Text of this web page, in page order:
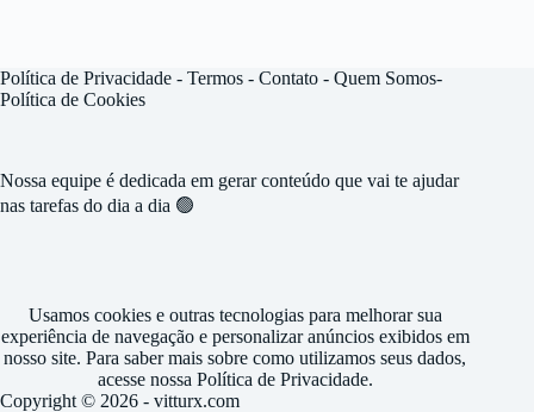
Política de Privacidade - Termos - Contato - Quem Somos-
Política de Cookies
Nossa equipe é dedicada em gerar conteúdo que vai te ajudar
nas tarefas do dia a dia 🟢
Usamos cookies e outras tecnologias para melhorar sua
experiência de navegação e personalizar anúncios exibidos em
nosso site. Para saber mais sobre como utilizamos seus dados,
acesse nossa Política de Privacidade.
Copyright © 2026 - vitturx.com